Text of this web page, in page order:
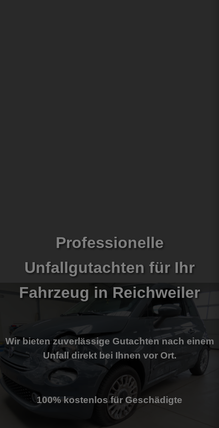
Professionelle
Unfallgutachten für Ihr
Fahrzeug in Reichweiler
Wir bieten zuverlässige Gutachten nach einem
Unfall direkt bei Ihnen vor Ort.
100% kostenlos für Geschädigte